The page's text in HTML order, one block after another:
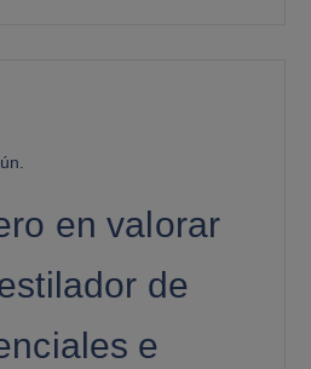
en valorar
de
e